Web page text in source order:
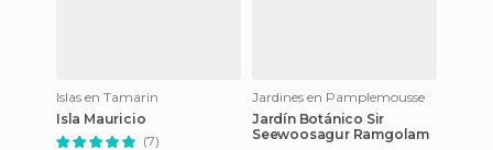
Islas en Tamarin
Isla Mauricio
(7)
Jardines en Pamplemousse
Jardín Botánico Sir
Seewoosagur Ramgolam